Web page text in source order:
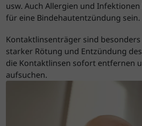
usw. Auch Allergien und
für eine Bindehautentzündung sein.
Kontaktlinsenträger sind
starker Rötung und Entzündung
die Kontaktlinsen sofort entfernen
aufsuchen.